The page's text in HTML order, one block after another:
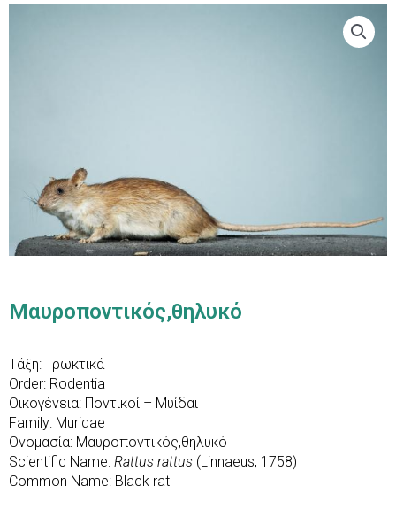
Μαυροποντικός,θηλυκό
Τάξη: Τρωκτικά
Order: Rοdentia
Οικογένεια: Ποντικοί – Μυίδαι
Family: Muridae
Ονομασία: Μαυροποντικός,θηλυκό
Scientific Name: Rattus rattus (Linnaeus, 1758)
Common Name: Black rat